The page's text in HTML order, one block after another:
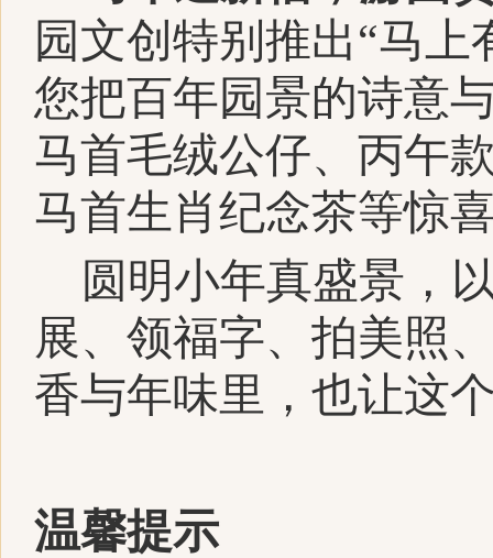
园文创特别推出“马上
您把百年园景的诗意
马首毛绒公仔、丙午
马首生肖纪念茶等惊
圆明小年真盛景，
展、领福字、拍美照
香与年味里，也让这
温馨提示